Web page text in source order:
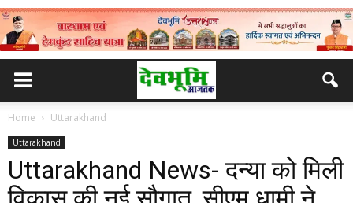
Home Uttarakhand
Uttarakhand
Uttarakhand News- दन्या को मिली